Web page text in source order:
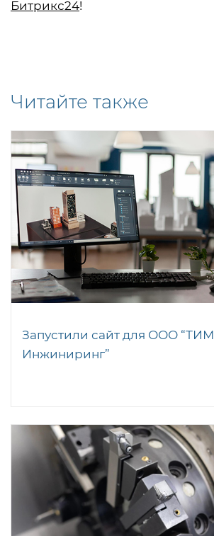
Битрикс24!
Читайте также
Запустили сайт для ООО “ТИМ
Инжиниринг”